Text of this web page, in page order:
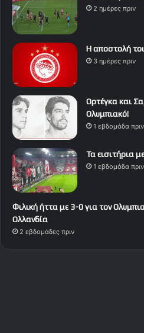
2 ημέρες πριν
Η αποστολή
3 ημέρες πριν
Ορτέγκα και
Ολυμπιακό!
1 εβδομάδα πριν
Τα εισιτήρια
1 εβδομάδα πριν
Φιλική ήττα με 3-0 για τον
Ολλανδία
2 εβδομάδες πριν